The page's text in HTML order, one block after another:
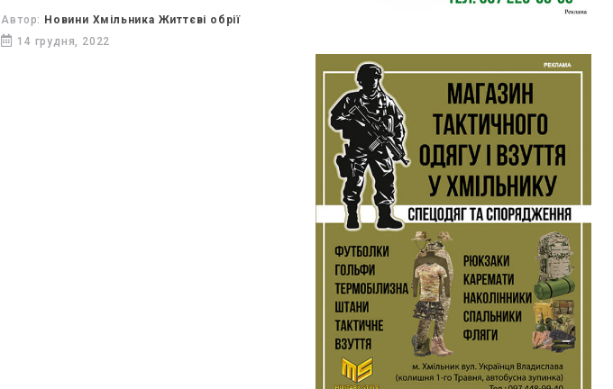
Автор: Новини Хмільника Життєві обрії
14 грудня, 2022